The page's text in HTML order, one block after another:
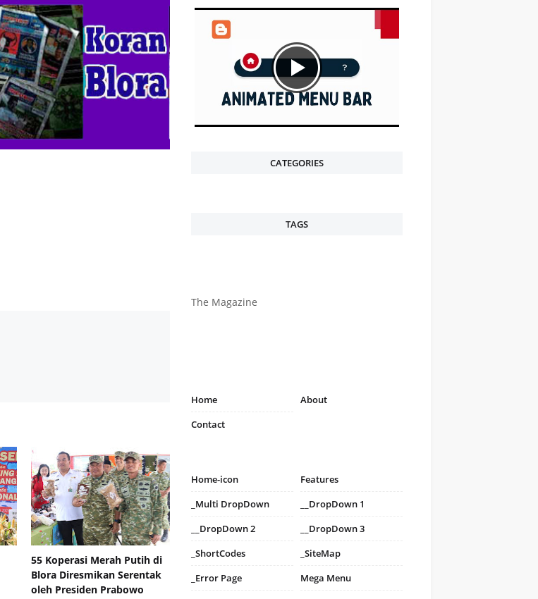
55 Koperasi Merah Putih di
Blora Diresmikan Serentak
oleh Presiden Prabowo
CATEGORIES
TAGS
The Magazine
Home
About
Contact
Home-icon
Features
_Multi DropDown
__DropDown 1
__DropDown 2
__DropDown 3
_ShortCodes
_SiteMap
_Error Page
Mega Menu